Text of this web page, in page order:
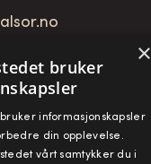
38 27 88 88
27 88 89
×
bruker
informasjonskapsler
din opplevelse.
vårt samtykker du i